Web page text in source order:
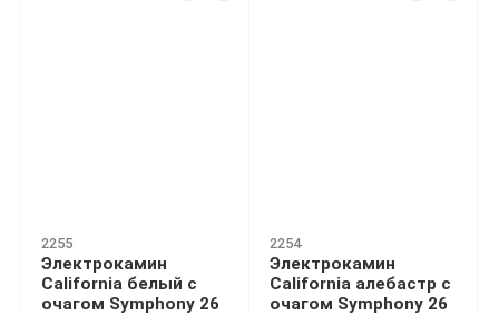
2255
Электрокамин
California белый с
очагом Symphony 26
2254
Электрокамин
California алебастр с
очагом Symphony 26